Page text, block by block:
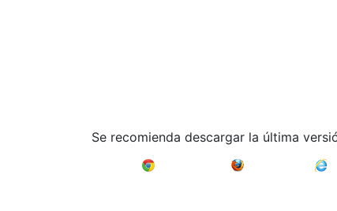
Se recomienda descargar la última